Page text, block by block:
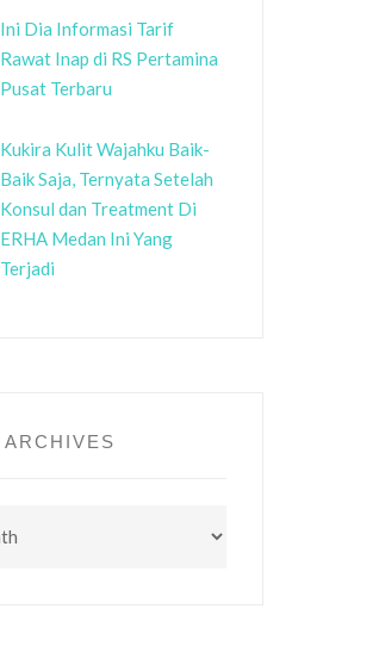
Ini Dia Informasi Tarif
Rawat Inap di RS Pertamina
Pusat Terbaru
Kukira Kulit Wajahku Baik-
Baik Saja, Ternyata Setelah
Konsul dan Treatment Di
ERHA Medan Ini Yang
Terjadi
ARCHIVES